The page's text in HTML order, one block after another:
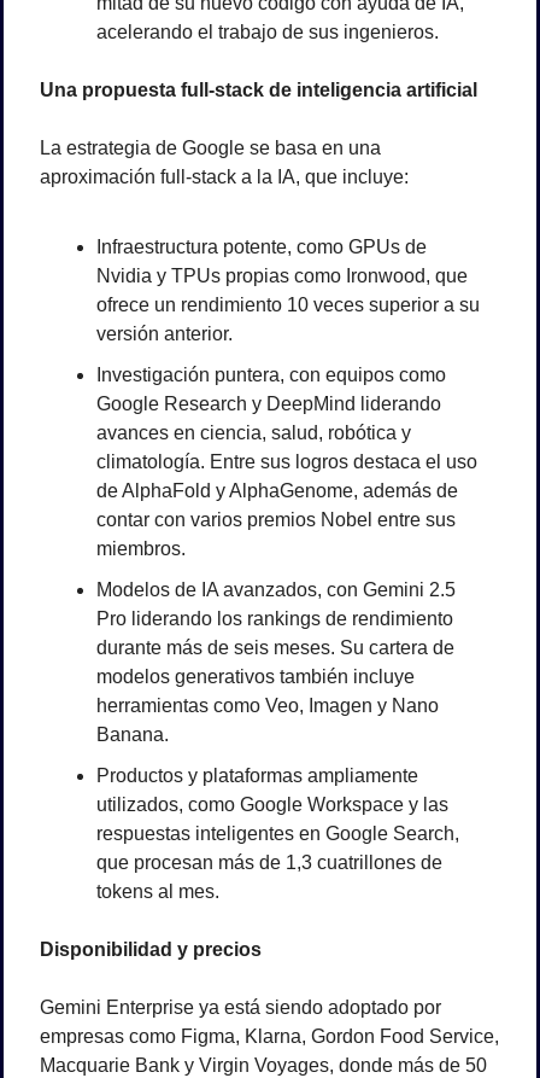
acelerando el trabajo de sus ingenieros.
Una propuesta full-stack de inteligencia artificial
La estrategia de Google se basa en una
aproximación full-stack a la IA, que incluye:
Infraestructura potente, como GPUs de
Nvidia y TPUs propias como Ironwood, que
ofrece un rendimiento 10 veces superior a su
versión anterior.
Investigación puntera, con equipos como
Google Research y DeepMind liderando
avances en ciencia, salud, robótica y
climatología. Entre sus logros destaca el uso
de AlphaFold y AlphaGenome, además de
contar con varios premios Nobel entre sus
miembros.
Modelos de IA avanzados, con Gemini 2.5
Pro liderando los rankings de rendimiento
durante más de seis meses. Su cartera de
modelos generativos también incluye
herramientas como Veo, Imagen y Nano
Banana.
Productos y plataformas ampliamente
utilizados, como Google Workspace y las
respuestas inteligentes en Google Search,
que procesan más de 1,3 cuatrillones de
tokens al mes.
Disponibilidad y precios
Gemini Enterprise ya está siendo adoptado por
empresas como Figma, Klarna, Gordon Food Service,
Macquarie Bank y Virgin Voyages, donde más de 50